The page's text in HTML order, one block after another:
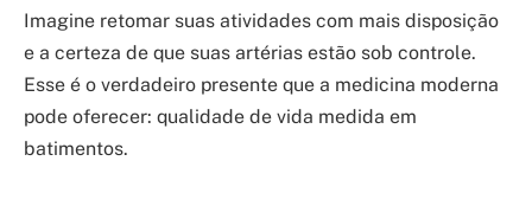
Imagine retomar suas atividades com mais disposição
e a certeza de que suas artérias estão sob controle.
Esse é o verdadeiro presente que a medicina moderna
pode oferecer: qualidade de vida medida em
batimentos.